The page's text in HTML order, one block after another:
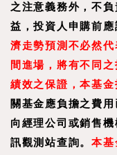
之注意義務外，不
益，投資人申購前應
濟走勢預測不必然
間進場，將有不同
績效之保證，本基金
關基金應負擔之費
向經理公司或銷售
訊觀測站查詢。本基